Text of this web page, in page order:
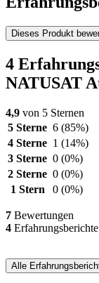
Dieses Produkt
4
NATUSAT
4,9 von 5 Sternen
5 Sterne 6 (85%)
4 Sterne 1 (14%)
3 Sterne 0 (0%)
2 Sterne 0 (0%)
1 Stern
0 (0%)
7 Bewertungen
4
Alle